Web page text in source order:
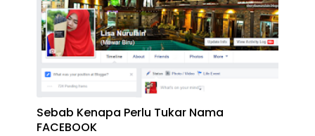
Sebab Kenapa Perlu Tukar Nama
FACEBOOK